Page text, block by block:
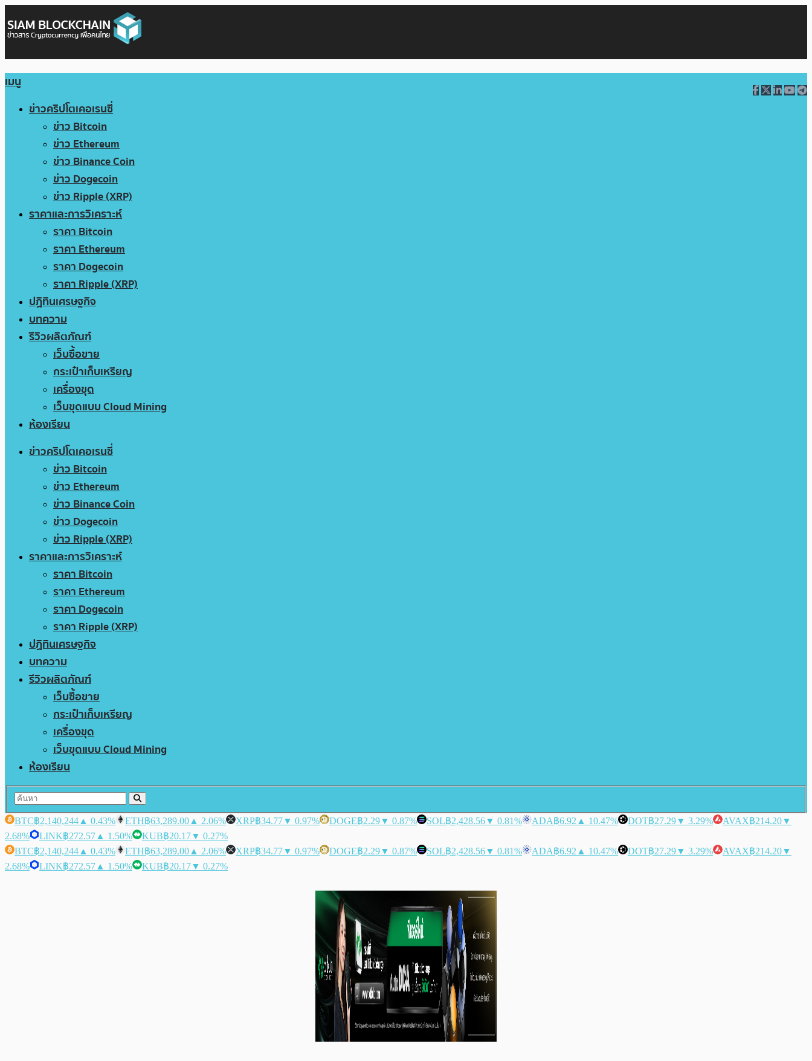
เมนู
ข่าวคริปโตเคอเรนซี่
ข่าว Bitcoin
ข่าว Ethereum
ข่าว Binance Coin
ข่าว Dogecoin
ข่าว Ripple (XRP)
ราคาและการวิเคราะห์
ราคา Bitcoin
ราคา Ethereum
ราคา Dogecoin
ราคา Ripple (XRP)
ปฏิทินเศรษฐกิจ
บทความ
รีวิวผลิตภัณฑ์
เว็บซื้อขาย
กระเป๋าเก็บเหรียญ
เครื่องขุด
เว็บขุดแบบ Cloud Mining
ห้องเรียน
ข่าวคริปโตเคอเรนซี่
ข่าว Bitcoin
ข่าว Ethereum
ข่าว Binance Coin
ข่าว Dogecoin
ข่าว Ripple (XRP)
ราคาและการวิเคราะห์
ราคา Bitcoin
ราคา Ethereum
ราคา Dogecoin
ราคา Ripple (XRP)
ปฏิทินเศรษฐกิจ
บทความ
รีวิวผลิตภัณฑ์
เว็บซื้อขาย
กระเป๋าเก็บเหรียญ
เครื่องขุด
เว็บขุดแบบ Cloud Mining
ห้องเรียน
BTC฿2,140,244 ▲ 0.43% ETH฿63,289.00 ▲ 2.06% XRP฿34.77▼ 0.97% DOGE฿2.29▼ 0.87% SOL฿2,428.56▼ 0.81% ADA฿6.92 ▲ 10.47% DOT฿27.29▼ 3.29% AVAX฿214.20▼
2.68%
LINK฿272.57 ▲ 1.50% KUB฿20.17▼ 0.27%
BTC฿2,140,244 ▲ 0.43% ETH฿63,289.00 ▲ 2.06% XRP฿34.77▼ 0.97% DOGE฿2.29▼ 0.87% SOL฿2,428.56▼ 0.81% ADA฿6.92 ▲ 10.47% DOT฿27.29▼ 3.29% AVAX฿214.20▼
2.68%
LINK฿272.57 ▲ 1.50% KUB฿20.17▼ 0.27%